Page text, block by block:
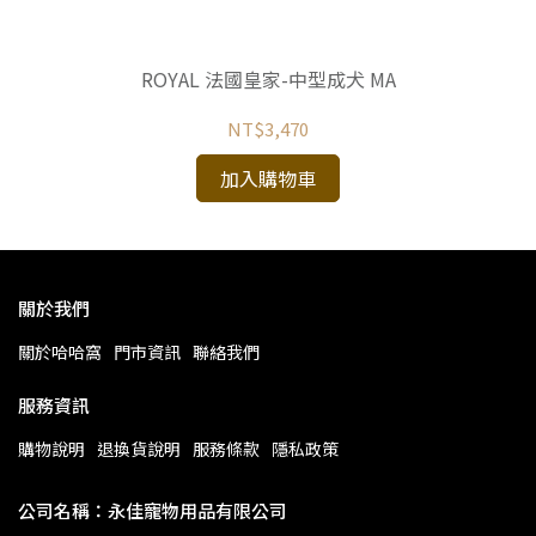
ROYAL 法國皇家-中型成犬 MA
NT$3,470
加入購物車
關於我們
關於哈哈窩 門市資訊 聯絡我們
服務資訊
購物說明 退換貨說明 服務條款 隱私政策
公司名稱：永佳寵物用品有限公司